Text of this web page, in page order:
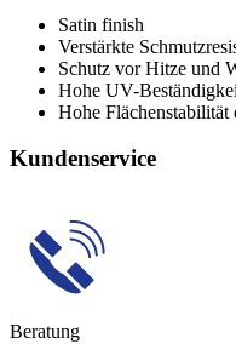
Satin finish
Verstärkte
Schutz vor Hitze und
Hohe UV-
Hohe
Kundenservice
Beratung